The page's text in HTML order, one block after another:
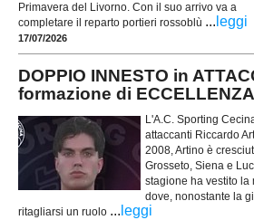
Primavera del Livorno. Con il suo arrivo va a
completare il reparto portieri rossoblù ... leggi
17/07/2026
DOPPIO INNESTO in
formazione di ECCELLENZA
L'A.C. Sporting
attaccanti Riccardo
2008, Artino è
Grosseto, Siena e
stagione ha vestito
dove, nonostante la
ritagliarsi un ruolo ... leggi